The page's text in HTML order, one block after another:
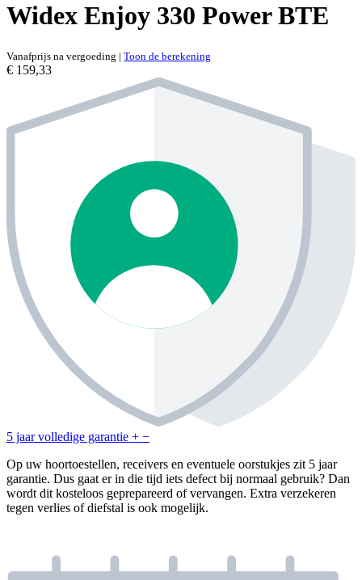
Widex Enjoy 330 Power BTE
Vanafprijs na vergoeding | Toon de berekening
€ 159,33
5 jaar volledige garantie + −
Op uw hoortoestellen, receivers en eventuele oorstukjes zit 5 jaar
garantie. Dus gaat er in die tijd iets defect bij normaal gebruik? Dan
wordt dit kosteloos geprepareerd of vervangen. Extra verzekeren
tegen verlies of diefstal is ook mogelijk.